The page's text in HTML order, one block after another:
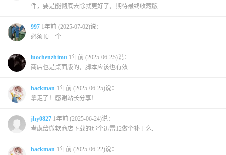
件，要是能彻底去除就更好了，期待最终收藏版
997 1年前 (2025-07-02)说：
必须顶一个
luochenzhimu 1年前 (2025-06-25)说：
商店也是桌面版的，脚本应该也有效
hackman 1年前 (2025-06-25)说：
拿走了！感谢站长分享！
jhy0827 1年前 (2025-06-24)说：
考虑给微软商店下载的那个迅雷12做个补丁么.
hackman 1年前 (2025-06-22)说：